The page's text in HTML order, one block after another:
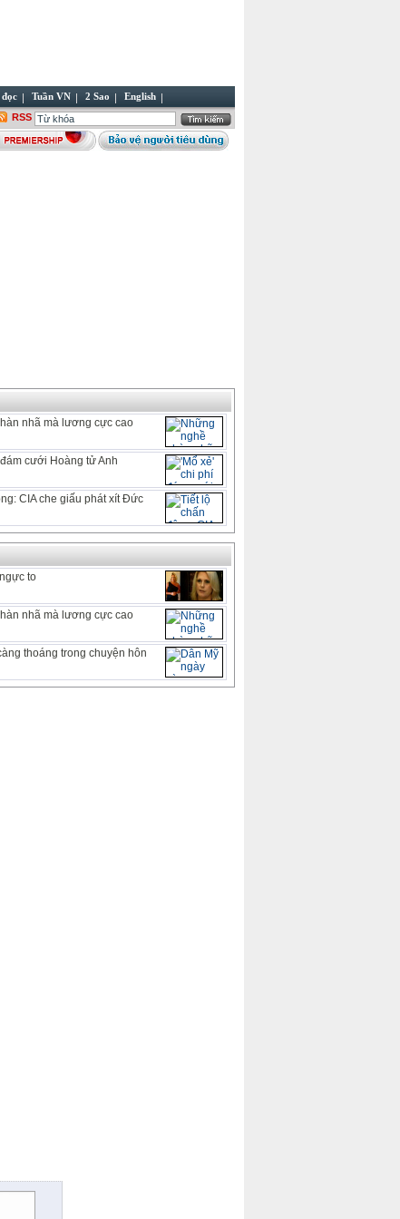
đọc Tuần VN 2 Sao English
RSS
nhã mà lương cực cao
cưới Hoàng tử Anh
CIA che giấu phát xít Đức
to
nhã mà lương cực cao
thoáng trong chuyện hôn